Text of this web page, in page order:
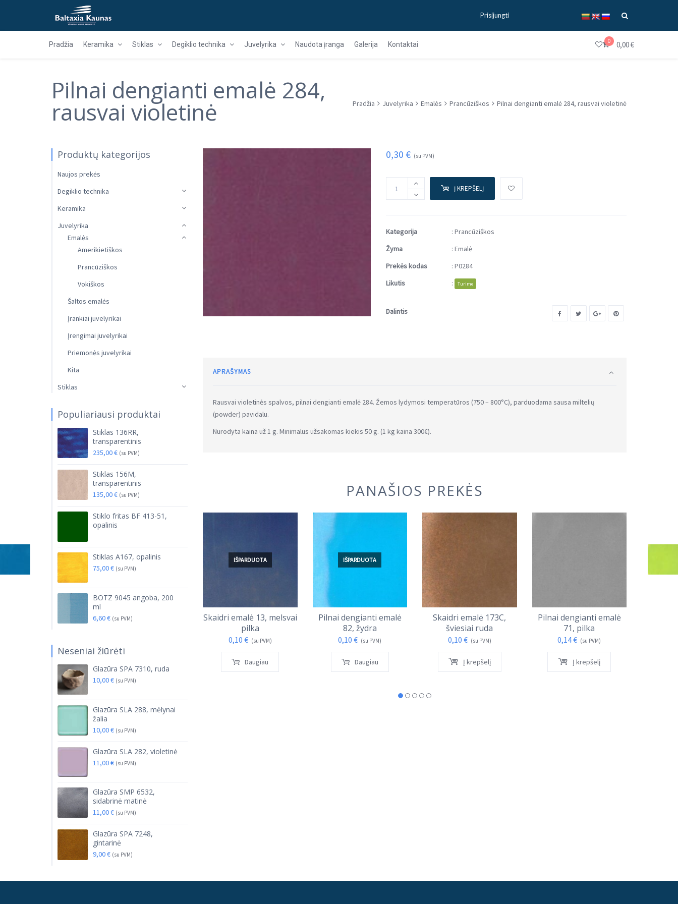
Prisijungti
Pradžia Keramika Stiklas Degiklio technika Juvelyrika Naudota įranga Galerija Kontaktai 0 0,00€
Pilnai dengianti emalė 284,
rausvai violetinė Pradžia Juvelyrika Emalės Prancūziškos Pilnai dengianti emalė 284, rausvai violetinė
0,30 € (su PVM)
Į KREPŠELĮ
Kategorija : Prancūziškos
Žyma
: Emalė
Prekės kodas
: P0284
Likutis
: Turime
Dalintis
APRAŠYMAS
Rausvai violetinės spalvos, pilnai dengianti emalė 284. Žemos lydymosi temperatūros (750 – 800°C), parduodama sausa miltelių
(powder) pavidalu.
Nurodyta kaina už 1 g. Minimalus užsakomas kiekis 50 g. (1 kg kaina 300€).
PANAŠIOS PREKĖS
IŠPARDUOTA
Skaidri emalė 13, melsvai
pilka
0,10 € (su PVM)
Daugiau
IŠPARDUOTA
Pilnai dengianti emalė
82, žydra
0,10€ (su PVM)
Daugiau
Skaidri emalė 173C,
šviesiai ruda
0,10 € (su PVM)
Į krepšelį
Pilnai dengianti emalė
71, pilka
0,14€ (su PVM)
Į krepšelį
Produktų kategorijos
Naujos prekės
Degiklio technika
Keramika
Juvelyrika
Emalės
Amerikietiškos
Prancūziškos
Vokiškos
Šaltos emalės
Įrankiai juvelyrikai
Įrengimai juvelyrikai
Priemonės juvelyrikai
Kita
Stiklas
Populiariausi produktai
Stiklas 136RR,
transparentinis
235,00€ (su PVM)
Stiklas 156M,
transparentinis
135,00€ (su PVM)
Stiklo fritas BF 413-51,
opalinis
Stiklas A167, opalinis
75,00€ (su PVM)
BOTZ 9045 angoba, 200
ml
6,60€ (su PVM)
Neseniai žiūrėti
Glazūra SPA 7310, ruda
10,00€ (su PVM)
Glazūra SLA 288, mėlynai
žalia
10,00€ (su PVM)
Glazūra SLA 282, violetinė
11,00€ (su PVM)
Glazūra SMP 6532,
sidabrinė matinė
11,00€ (su PVM)
Glazūra SPA 7248,
gintarinė
9,00€ (su PVM)